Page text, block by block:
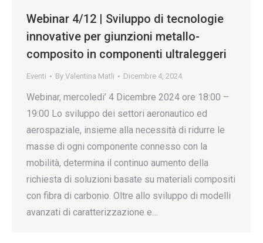
Webinar 4/12 | Sviluppo di tecnologie
innovative per giunzioni metallo-
composito in componenti ultraleggeri
Eventi By Valentina Matli Dicembre 4, 2024
Webinar, mercoledi’ 4 Dicembre 2024 ore 18:00 –
19:00 Lo sviluppo dei settori aeronautico ed
aerospaziale, insieme alla necessità di ridurre le
masse di ogni componente connesso con la
mobilità, determina il continuo aumento della
richiesta di soluzioni basate su materiali compositi
con fibra di carbonio. Oltre allo sviluppo di modelli
avanzati di caratterizzazione e…